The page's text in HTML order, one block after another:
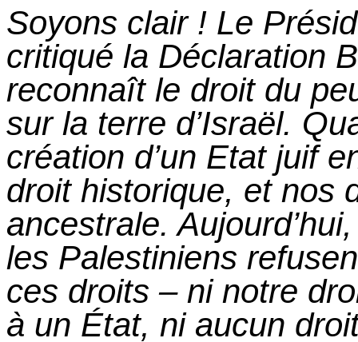
Soyons clair ! Le
critiqué la Déclaration
reconnaît le droit du
sur la terre d’Israël.
création d’un Etat juif
droit historique, et nos
ancestrale.
les Palestiniens
ces droits – ninotre
à un État, ni aucun